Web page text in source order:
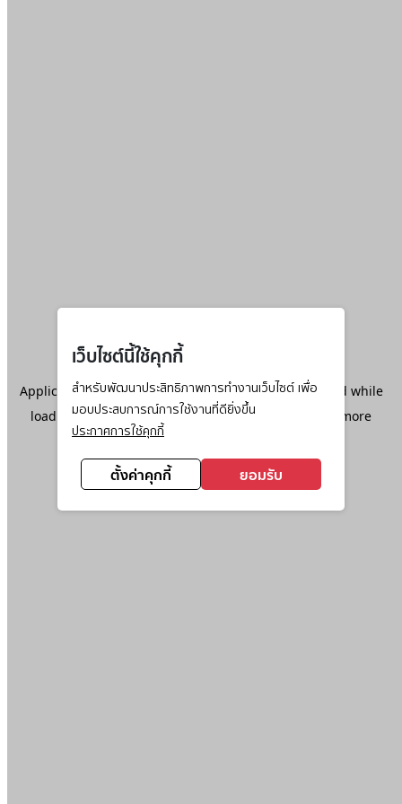
เว็บไซต์นี้ใช้คุกกี้
สำหรับพัฒนาประสิทธิภาพการทำงานเว็บไซต์ เพื่อ
มอบประสบการณ์การใช้งานที่ดียิ่งขึ้น
ประกาศการใช้คุกกี้
ตั้งค่าคุกกี้ ยอมรับ
Application error: aclient-side exception has occurred while
loadingwww.ktc.co.th(see the browser console
for more
information).